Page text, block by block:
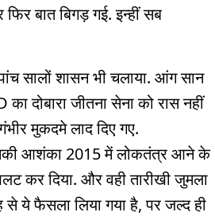
बात बिगड़ गई. इन्हीं सब
सालों शासन भी चलाया. आंग सान
दोबारा जीतना सेना को रास नहीं
मुकदमे लाद दिए गए.
आशंका 2015 में लोकतंत्र आने के
कर दिया. और वही तारीखी जुमला
से ये फैसला लिया गया है, पर जल्द ही